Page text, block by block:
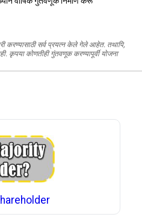
करण्यासाठी सर्व प्रयत्न केले गेले आहेत. तथापि,
कृपया कोणतीही गुंतवणूक करण्यापूर्वी योजना